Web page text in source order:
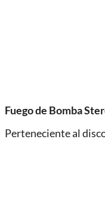
Fuego de Bomba
Perteneciente al